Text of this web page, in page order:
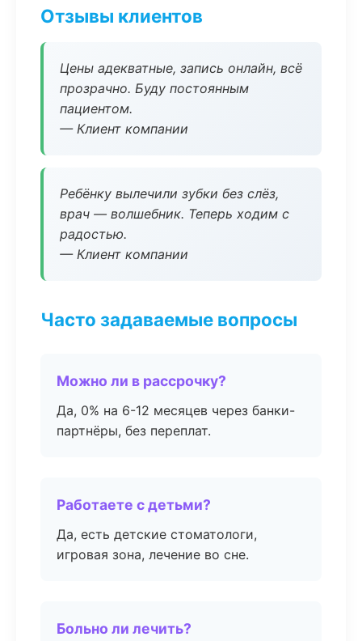
Отзывы клиентов
Цены адекватные, запись онлайн, всё
прозрачно. Буду постоянным
пациентом.
— Клиент компании
Ребёнку вылечили зубки без слёз,
врач — волшебник. Теперь ходим с
радостью.
— Клиент компании
Часто задаваемые вопросы
Можно ли в рассрочку?
Да, 0% на 6-12 месяцев через банки-
партнёры, без переплат.
Работаете с детьми?
Да, есть детские стоматологи,
игровая зона, лечение во сне.
Больно ли лечить?